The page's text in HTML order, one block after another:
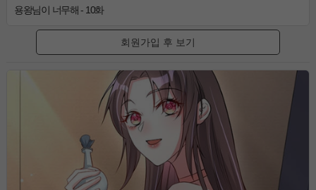
용왕님이 너무해 - 10화
회원가입 후 보기